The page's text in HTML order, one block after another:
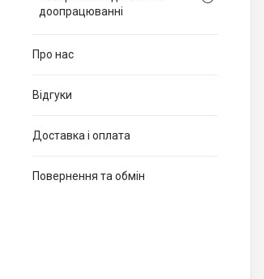
доопрацюванні
Про нас
Відгуки
Доставка і оплата
Повернення та обмін